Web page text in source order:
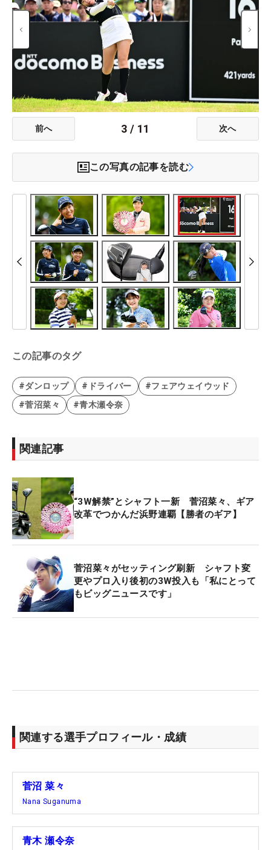
前へ 3 / 11 次へ
この写真の記事を読む
この記事のタグ
#ダンロップ #ドライバー
#フェアウェイウッド
#菅沼菜々
#青木瀬令奈
関連記事
“3W解禁”とシャフト一新 菅沼菜々、ギア
改革でつかんだ浜野連覇【勝者のギア】
菅沼菜々がセッティング刷新 シャフト変
更やプロ入り後初の3W投入も「私にとって
もビッグニュースです」
関連する選手プロフィール・成績
菅沼 菜々
Nana Suganuma
青木 瀬令奈